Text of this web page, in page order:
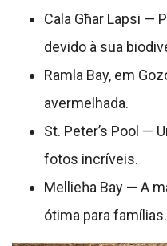
Cala Għar Lapsi —
devido à sua
Ramla Bay, em
avermelhada.
St. Peter’s Pool —
fotos incríveis.
Mellieħa Bay — A
ótima para famílias.